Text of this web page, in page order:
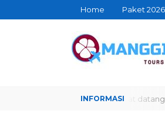
Home Paket 2026
Selamat datang Teman